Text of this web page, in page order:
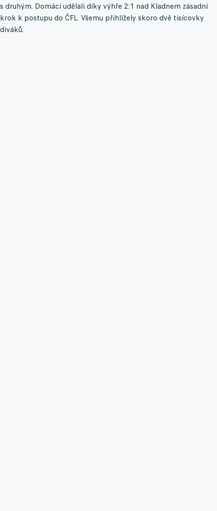
s druhým. Domácí udělali díky výhře 2:1 nad Kladnem zásadní
krok k postupu do ČFL. Všemu přihlížely skoro dvě tisícovky
diváků.